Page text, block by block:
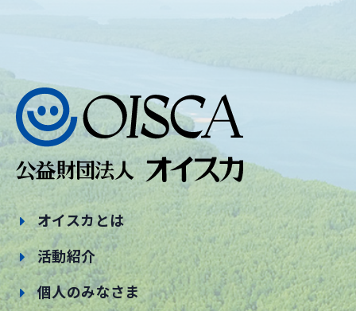
オイスカとは
活動紹介
個人のみなさま